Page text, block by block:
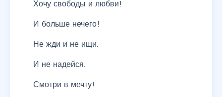
Хочу свободы и любви!
И больше нечего!
Не жди и не ищи.
И не надейся.
Смотри в мечту!